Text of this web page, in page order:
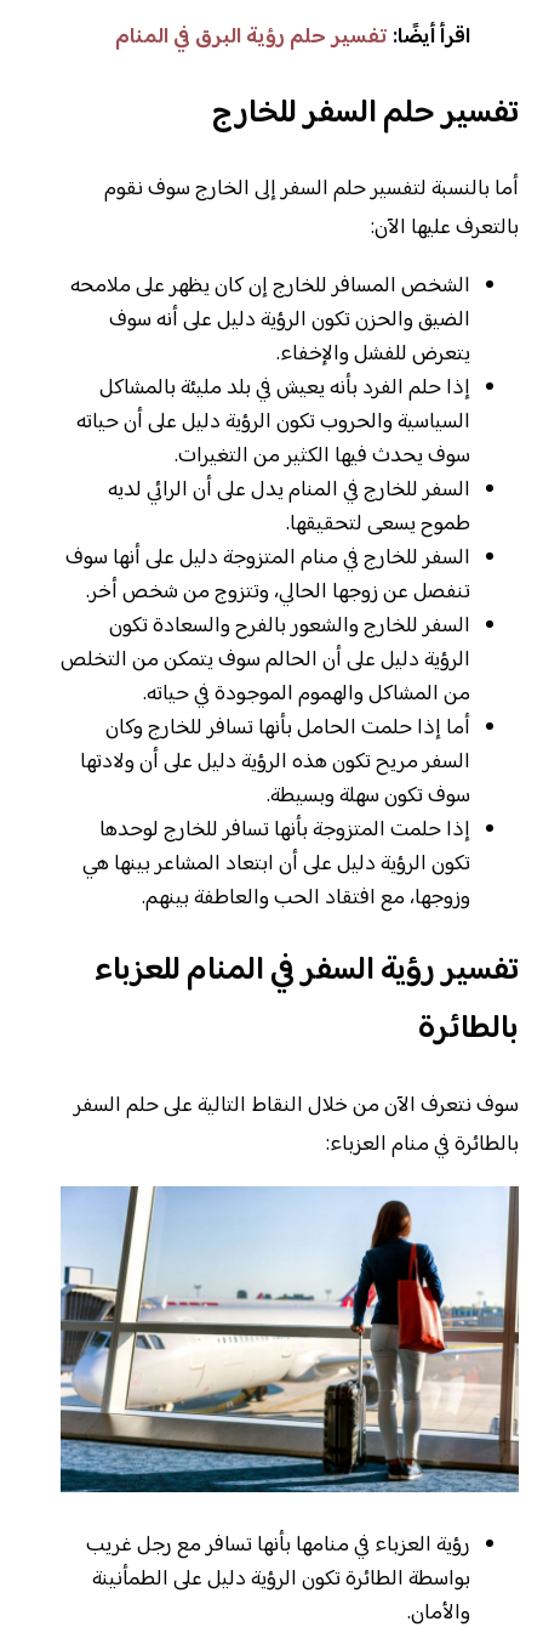
اقرأ أيضًا: تفسير حلم رؤية البرق في المنام
تفسير حلم السفر للخارج
أما بالنسبة لتفسير حلم السفر إلى الخارج سوف نقوم
بالتعرف عليها الآن:
الشخص المسافر للخارج إن كان يظهر على ملامحه
الضيق والحزن تكون الرؤية دليل على أنه سوف
يتعرض للفشل والإخفاء.
إذا حلم الفرد بأنه يعيش في بلد مليئة بالمشاكل
السياسية والحروب تكون الرؤية دليل على أن حياته
سوف يحدث فيها الكثير من التغيرات.
السفر للخارج في المنام يدل على أن الرائي لديه
طموح يسعى لتحقيقها.
السفر للخارج في منام المتزوجة دليل على أنها سوف
تنفصل عن زوجها الحالي، وتتزوج من شخص أخر.
السفر للخارج والشعور بالفرح والسعادة تكون
الرؤية دليل على أن الحالم سوف يتمكن من التخلص
من المشاكل والهموم الموجودة في حياته.
أما إذا حلمت الحامل بأنها تسافر للخارج وكان
السفر مريح تكون هذه الرؤية دليل على أن ولادتها
سوف تكون سهلة وبسيطة.
إذا حلمت المتزوجة بأنها تسافر للخارج لوحدها
تكون الرؤية دليل على أن ابتعاد المشاعر بينها هي
وزوجها، مع افتقاد الحب والعاطفة بينهم.
تفسير رؤية السفر في المنام للعزباء
بالطائرة
سوف نتعرف الآن من خلال النقاط التالية على حلم السفر
بالطائرة في منام العزباء:
رؤية العزباء في منامها بأنها تسافر مع رجل غريب
بواسطة الطائرة تكون الرؤية دليل على الطمأنينة
والأمان.